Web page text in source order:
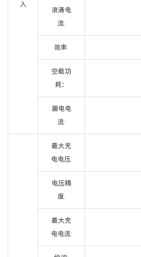
入
浪涌电
流:
效率:
空载功
耗：
漏电电
流:
最大充
电电压:
电压精
度:
最大充
电电流: